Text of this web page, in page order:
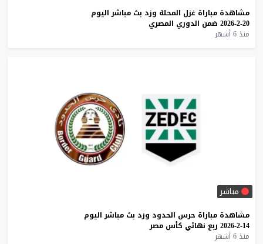
مشاهدة مباراة غزل المحلة وزد بث مباشر اليوم
20-2-2026
ضمن الدوري المصري
منذ 6 أشهر
مباشر
مشاهدة مباراة حرس الحدود وزد بث مباشر اليوم
14-2-2026
ربع نهائي كأس مصر
منذ 6 أشهر